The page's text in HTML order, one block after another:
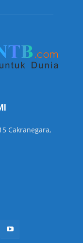
Cakranegara,